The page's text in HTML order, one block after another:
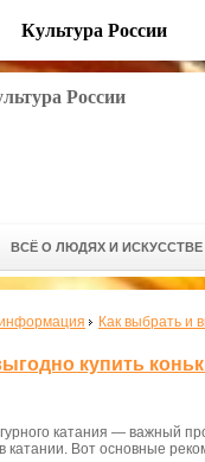
Культура России
России
ВСЁ О ЛЮДЯХ И ИСКУССТВЕ
Как выбрать и
купить
катания — важный
катании. Вот основные